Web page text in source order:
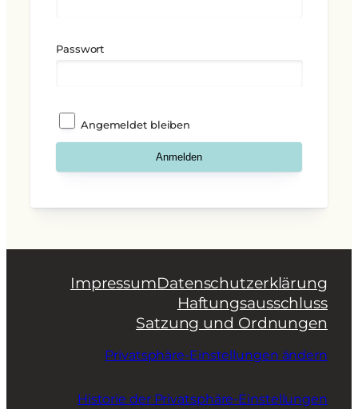
Passwort
Angemeldet bleiben
ImpressumDatenschutzerklärung
Haftungsausschluss
Satzung und Ordnungen
Privatsphäre-Einstellungen ändern
Historie der Privatsphäre-Einstellungen